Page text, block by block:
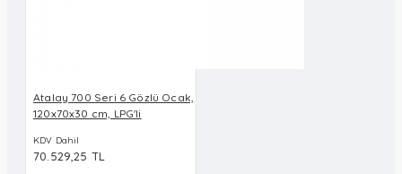
Atalay 700 Seri 6 Gözlü Ocak,
120x70x30 cm, LPG'li
KDV Dahil
70.529,25 TL